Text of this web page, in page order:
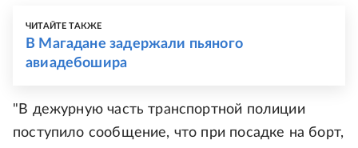
ЧИТАЙТЕ ТАКЖЕ
В Магадане задержали пьяного
авиадебошира
"В дежурную часть транспортной полиции
поступило сообщение, что при посадке на борт,